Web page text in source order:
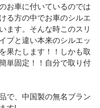
お車に付いているのでは
る方の中でお車のシルエ
ます。そんな時このスリ
プと違い本来のシルエッ
果たします！！しかも取
単固定！！自分で取り付
で、中国製の無名ブラン